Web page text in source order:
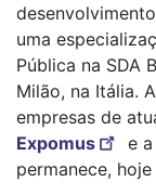
uma
Pública na SDA
Milão, na Itália.
empresas de
Expomus
e a
permanece,